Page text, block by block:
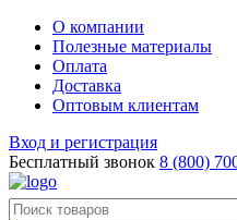
О компании
Полезные материалы
Оплата
Доставка
Оптовым клиентам
Вход и регистрация
Бесплатный звонок 8 (800)